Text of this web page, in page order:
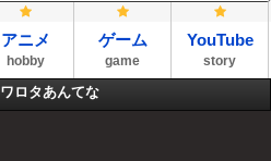
アニメ
hobby
ゲーム
game
YouTube
story
ワロタあんてな